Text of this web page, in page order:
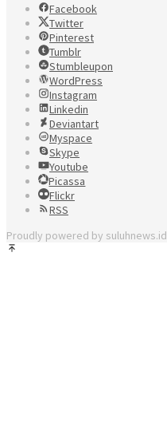
Facebook
Twitter
Pinterest
Tumblr
Stumbleupon
WordPress
Instagram
Linkedin
Deviantart
Myspace
Skype
Youtube
Picassa
Flickr
RSS
Proudly powered by suluhnews.id